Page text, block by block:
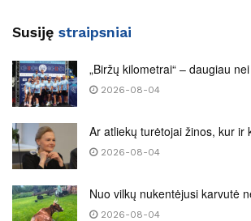
Susiję straipsniai
„Biržų kilometrai“ – daugiau
2026-08-04
Ar atliekų turėtojai žinos, kur ir
2026-08-04
Nuo vilkų nukentėjusi karvutė
2026-08-04